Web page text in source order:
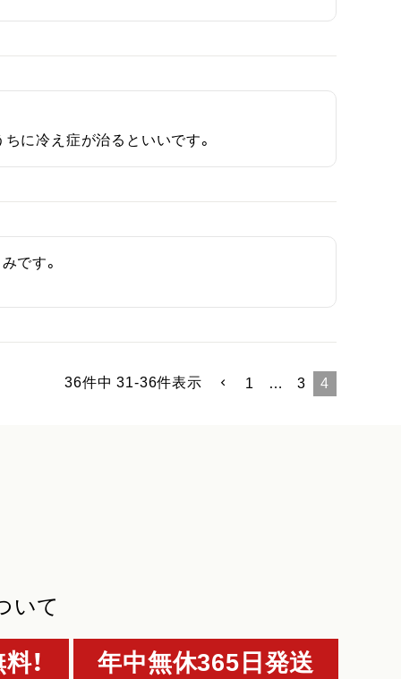
に冷え症が治るといいです。
です。
36件中 31-36件表示 1 … 3 4
いて
！ 年中無休365日発送